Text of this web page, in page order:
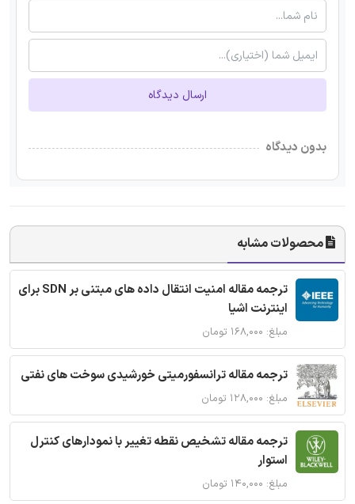
ارسال دیدگاه
بدون دیدگاه
محصولات مشابه
ترجمه مقاله امنیت انتقال داده های مبتنی بر SDN برای
اینترنت اشیا
مبلغ: ۱۶۸,۰۰۰ تومان
ترجمه مقاله ترانسفورمیتی خورشیدی سوخت های نفتی
مبلغ: ۱۲۸,۰۰۰ تومان
ترجمه مقاله تشخیص نقطه تغییر با نمودارهای کنترل
استوار
مبلغ: ۱۴۰,۰۰۰ تومان